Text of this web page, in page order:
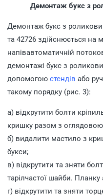
Демонтаж букс з
Демонтаж букс з
та 42726 здійснюється на
напівавтоматичній
демонтажі букс з
допомогою стендів або
такому порядку (рис. 3):
а) відкрутити болти
кришку разом з
б) видалити мастило з
букси;
в) відкрутити та зняти
тарілчастої шайби.
г) відкрутити та зняти